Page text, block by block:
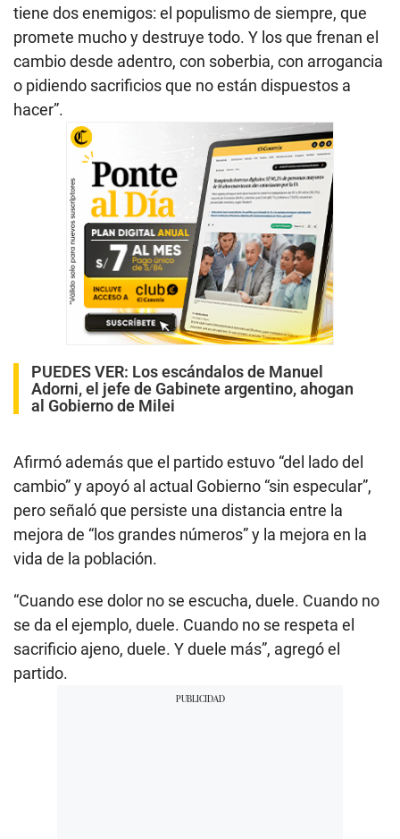
tiene dos enemigos: el populismo de siempre, que
promete mucho y destruye todo. Y los que frenan el
cambio desde adentro, con soberbia, con arrogancia
o pidiendo sacrificios que no están dispuestos a
hacer”.
PUEDES VER: Los escándalos de Manuel
Adorni, el jefe de Gabinete argentino, ahogan
al Gobierno de Milei
Afirmó además que el partido estuvo “del lado del
cambio” y apoyó al actual Gobierno “sin especular”,
pero señaló que persiste una distancia entre la
mejora de “los grandes números” y la mejora en la
vida de la población.
“Cuando ese dolor no se escucha, duele. Cuando no
se da el ejemplo, duele. Cuando no se respeta el
sacrificio ajeno, duele. Y duele más”, agregó el
partido.